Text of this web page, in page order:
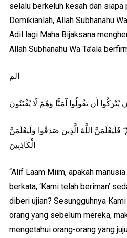
selalu berkeluh kesah dan siapa
Demikianlah, Allah Subhanahu
Adil lagi Maha Bijaksana
Allah Subhanahu Wa Ta’ala
الم
أَن يَقُولُوا آمَنَّا وَهُمْ لَا يُفْتَنُونَ
فَلَيَعْلَمَنَّ اللَّهُ الَّذِينَ صَدَقُوا وَلَيَعْلَمَنَّ
الْكَاذِبِينَ
“Alif Laam Miim, apakah
berkata, ‘Kami telah beriman’
diberi ujian? Sesungguhnya
orang yang sebelum mereka,
mengetahui orang-orang yang